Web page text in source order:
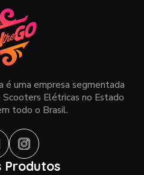
é uma empresa segmentada
Elétricas no Estado
todo o Brasil.
Produtos